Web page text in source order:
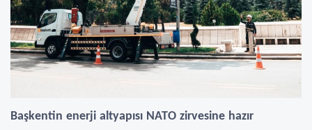
Başkentin enerji altyapısı NATO zirvesine hazır